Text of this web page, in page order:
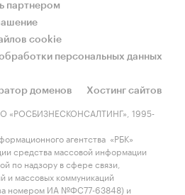
статистики,
СМИ, мнения
доступе,
документы
проведенных
союзов, фондов.
компания,
партнером
cookie
персональных данных
доменов
Хостинг сайтов
«РОСБИЗНЕСКОНСАЛТИНГ», 1995-
агентства «РБК»
средства массовой информации
по надзору в сфере связи,
и массовых коммуникаций
номером ИА №ФС77-63848) и